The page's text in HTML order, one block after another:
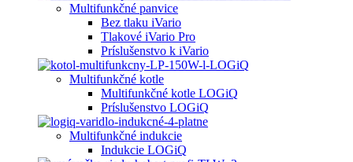
Multifunkčné panvice
Bez tlaku iVario
Tlakové iVario Pro
Príslušenstvo k iVario
Multifunkčné kotle
Multifunkčné kotle LOGiQ
Príslušenstvo LOGiQ
Multifunkčné indukcie
Indukcie LOGiQ